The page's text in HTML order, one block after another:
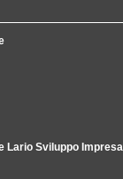
Lario Sviluppo Impresa